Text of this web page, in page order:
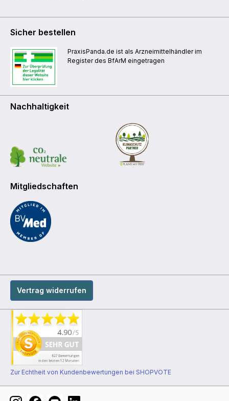
Sicher bestellen
PraxisPanda.de ist als Arzneimittelhändler im
Register des BfArM eingetragen
Nachhaltigkeit
Mitgliedschaften
Vertrag widerrufen
Zur Echtheit von Kundenbewertungen bei SHOPVOTE